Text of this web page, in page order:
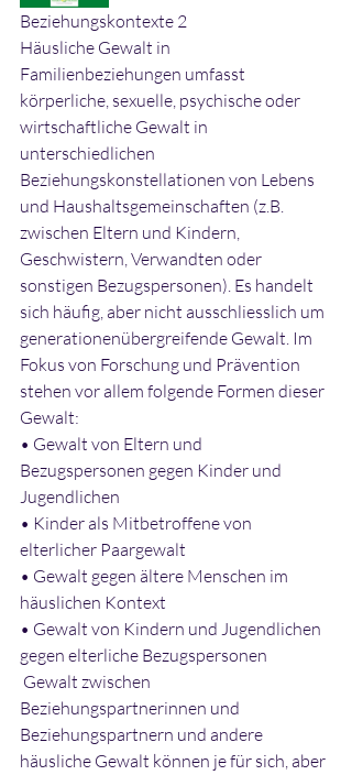
Beziehungskontexte 2
Häusliche Gewalt in
Familienbeziehungen umfasst
körperliche, sexuelle, psychische oder
wirtschaftliche Gewalt in
unterschiedlichen
Beziehungskonstellationen von Lebens
und Haushaltsgemeinschaften (z.B.
zwischen Eltern und Kindern,
Geschwistern, Verwandten oder
sonstigen Bezugspersonen). Es handelt
sich häufig, aber nicht ausschliesslich um
generationenübergreifende Gewalt. Im
Fokus von Forschung und Prävention
stehen vor allem folgende Formen dieser
Gewalt:
• Gewalt von Eltern und
Bezugspersonen gegen Kinder und
Jugendlichen
• Kinder als Mitbetroffene von
elterlicher Paargewalt
• Gewalt gegen ältere Menschen im
häuslichen Kontext
• Gewalt von Kindern und Jugendlichen
gegen elterliche Bezugspersonen
Beziehungspartnerinnen und
Beziehungspartnern und andere
häusliche Gewalt können je für sich, aber